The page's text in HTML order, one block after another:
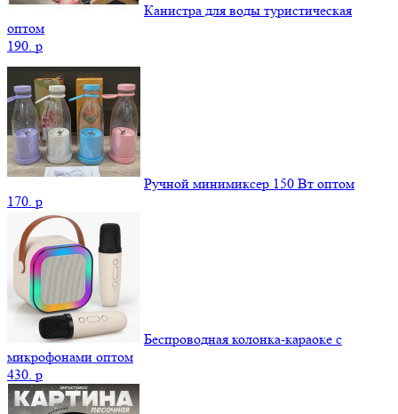
Канистра для воды туристическая
оптом
190. p
Ручной минимиксер 150 Вт оптом
170. p
Беспроводная колонка-караоке с
микрофонами оптом
430. p